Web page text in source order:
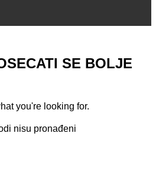
SE BOLJE
you're looking for.
nisu pronađeni